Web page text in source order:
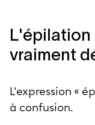
L'épilation
vraiment
L'expression «
à confusion.